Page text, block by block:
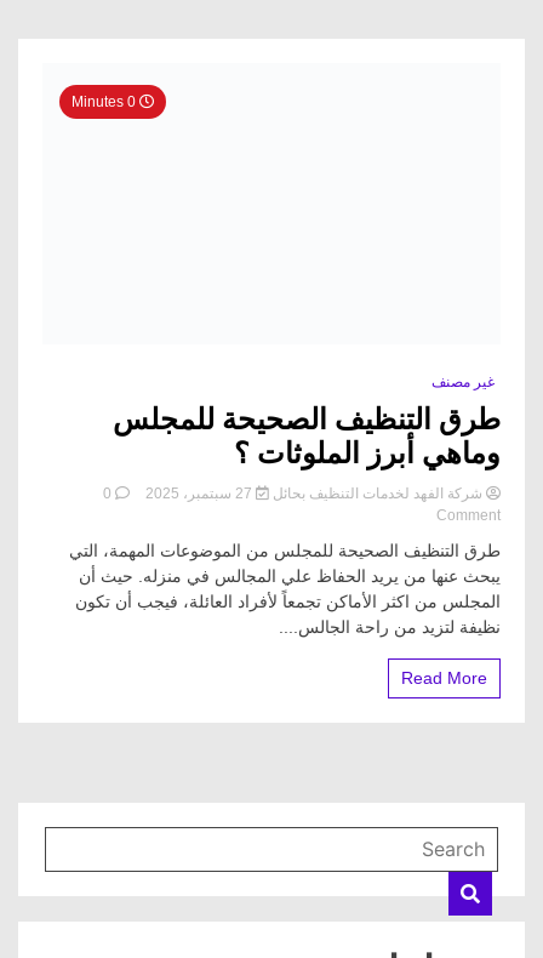
غير مصنف
طرق التنظيف الصحيحة للمجلس
وماهي أبرز الملوثات ؟
شركة الفهد لخدمات التنظيف بحائل
0
Comment
on
التنظيف
الصحيحة
للمجلس
وماهي
؟
طرق التنظيف الصحيحة للمجلس من الموضوعات المهمة، التي
يبحث عنها من يريد الحفاظ علي المجالس في منزله. حيث أن
المجلس من اكثر الأماكن تجمعاً لأفراد العائلة، فيجب أن تكون
نظيفة لتزيد من راحة الجالس....
Read More